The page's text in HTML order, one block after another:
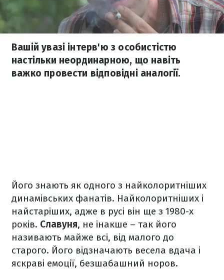
Вашій увазі інтерв'ю з особистістю
настільки неординарною, що навіть
важко провести відповідні аналогії.
Його знають як одного з найколоритніших
динамівських фанатів. Найколоритніших і
найстаріших, адже в русі він ще з 1980-х
років. Славуня, не інакше – так його
називають майже всі, від малого до
старого. Його відзначають весела вдача і
яскраві емоції, безшабашний норов.